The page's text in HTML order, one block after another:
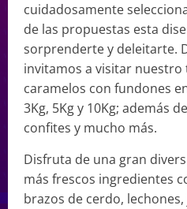
cuidadosamente
de las propuestas esta
sorprenderte y deleitarte.
invitamos a visitar
caramelos con fundones
3Kg, 5Kg y 10Kg; además
confites y mucho más.
Disfruta de una gran
más frescos ingredientes
brazos de cerdo,